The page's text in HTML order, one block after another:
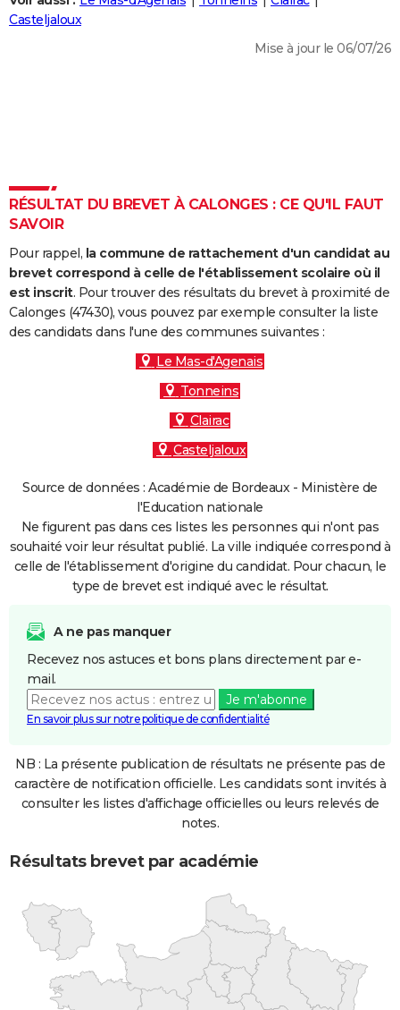
Destinations
City break
Voyage nature
Voyage de noces
Forum
Climat
+
PHOTO
Dictionnaire
Biographies
Citations
Expressions
Proverbes
PROGRAMME TV
S'inscrire
Se connecter
Lycées
Collèges
Primaires
Universités
Entreprises
Service militaire
Avis de recherche
AVIS DE DÉCÈS
FORUM
Casteljaloux
Mise à jour le 06/07/26
RÉSULTAT DU BREVET À CALONGES : CE QU'IL FAUT
SAVOIR
Pour rappel, la commune de rattachement d'un candidat au
brevet correspond à celle de l'établissement scolaire où il
est inscrit. Pour trouver des résultats du brevet à proximité de
Calonges (47430), vous pouvez par exemple consulter la liste
des candidats dans l'une des communes suivantes :
Le Mas-d'Agenais
Tonneins
Clairac
Casteljaloux
Source de données : Académie de Bordeaux - Ministère de
l'Education nationale
Ne figurent pas dans ces listes les personnes qui n'ont pas
souhaité voir leur résultat publié. La ville indiquée correspond à
celle de l'établissement d'origine du candidat. Pour chacun, le
type de brevet est indiqué avec le résultat.
A ne pas manquer
Recevez nos astuces et bons plans directement par e-
mail.
Je m'abonne
En savoir plus sur notre politique de confidentialité
NB : La présente publication de résultats ne présente pas de
caractère de notification officielle. Les candidats sont invités à
consulter les listes d'affichage officielles ou leurs relevés de
notes.
Résultats brevet par académie